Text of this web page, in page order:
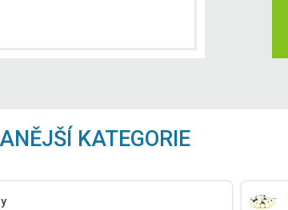
KATEGORIE